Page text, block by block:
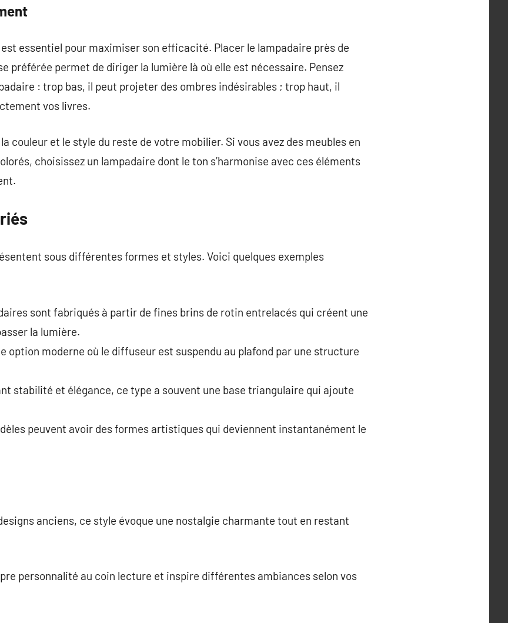
essentiel pour maximiser son efficacité. Placer le lampadaire près de
préférée permet de diriger la lumière là où elle est nécessaire. Pensez
: trop bas, il peut projeter des ombres indésirables ; trop haut, il
vos livres.
couleur et le style du reste de votre mobilier. Si vous avez des meubles en
choisissez un lampadaire dont le ton s’harmonise avec ces éléments
sous différentes formes et styles. Voici quelques exemples
sont fabriqués à partir de fines brins de rotin entrelacés qui créent une
la lumière.
option moderne où le diffuseur est suspendu au plafond par une structure
stabilité et élégance, ce type a souvent une base triangulaire qui ajoute
peuvent avoir des formes artistiques qui deviennent instantanément le
anciens, ce style évoque une nostalgie charmante tout en restant
personnalité au coin lecture et inspire différentes ambiances selon vos